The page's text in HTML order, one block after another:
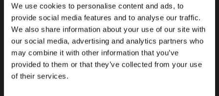
We use cookies to personalise content and ads, to
provide social media features and to analyse our traffic.
We also share information about your use of our site with
our social media, advertising and analytics partners who
may combine it with other information that you’ve
provided to them or that they’ve collected from your use
of their services.